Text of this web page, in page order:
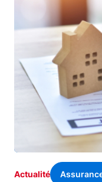
Actualité